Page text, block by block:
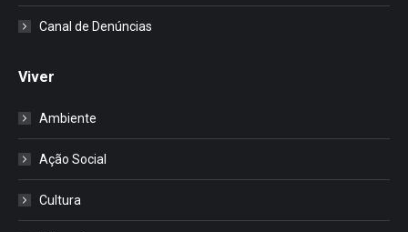
Canal de Denúncias
Viver
Ambiente
Ação Social
Cultura